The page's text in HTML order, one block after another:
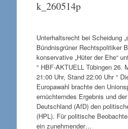
k_260514p
Unterhaltsrecht bei Scheidung
Bündnisgrüner Rechtspolitiker
konservative „Hüter der Ehe“
° HBF-AKTUELL Tübingen 26.
21:00 Uhr, Stand 22:00 Uhr °
Europawahl brachte den
ernüchterndes Ergebnis und
Deutschland (AfD) den
(HPL). Für politische
ein zunehmender…